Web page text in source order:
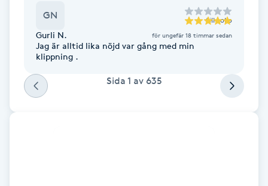
Hälsprickor
I
GN till Lollo
Gurli N. för ungefär 18 timmar sedan
Jag är alltid lika nöjd var gång med min
klippning .
Sida 1 av 635